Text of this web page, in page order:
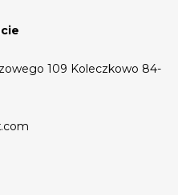
109 Koleczkowo 84-